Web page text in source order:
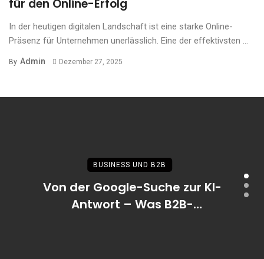
für den Online-Erfolg
In der heutigen digitalen Landschaft ist eine starke Online-
Präsenz für Unternehmen unerlässlich. Eine der effektivsten ...
By Admin Dezember 27, 2025
BUSINESS UND B2B
Von der Google-Suche zur KI-
Antwort – Was B2B-